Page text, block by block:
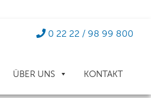
0 22 22 / 98 99 800
ÜBER UNS KONTAKT